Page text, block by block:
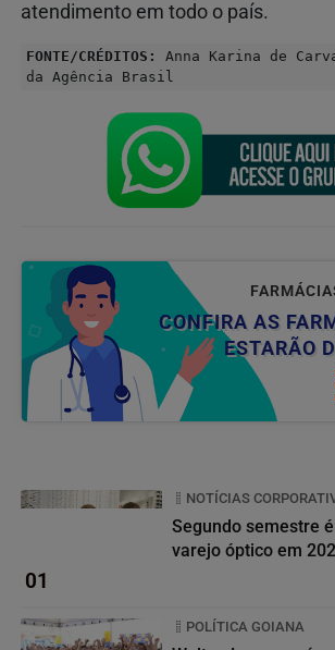
atendimento em todo o país.
FONTE/CRÉDITOS:
Anna Karina de
da Agência Brasil
CONFIRA AS
ESTARÃO
01
NOTÍCIAS
Segundo semestre
varejo óptico em
POLÍTICA GOIANA